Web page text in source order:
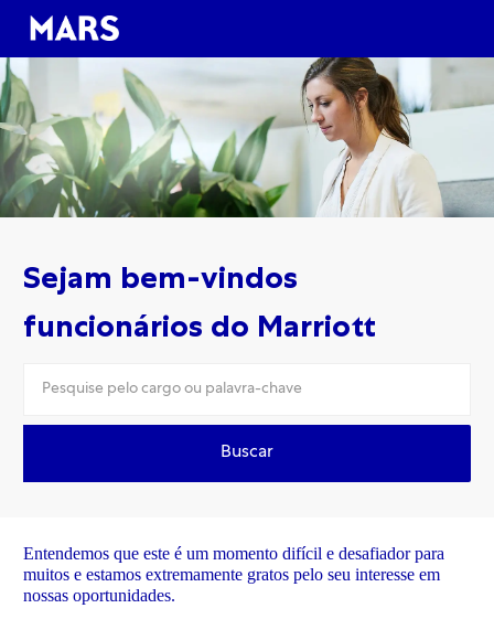
--
Sejam bem-vindos
funcionários do Marriott
Buscar
Entendemos que este é um momento difícil e desafiador para
muitos e estamos extremamente gratos pelo seu interesse em
nossas oportunidades.